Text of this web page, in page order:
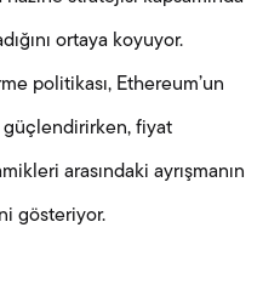
ortaya koyuyor.
politikası, Ethereum’un
güçlendirirken, fiyat
arasındaki ayrışmanın
gösteriyor.